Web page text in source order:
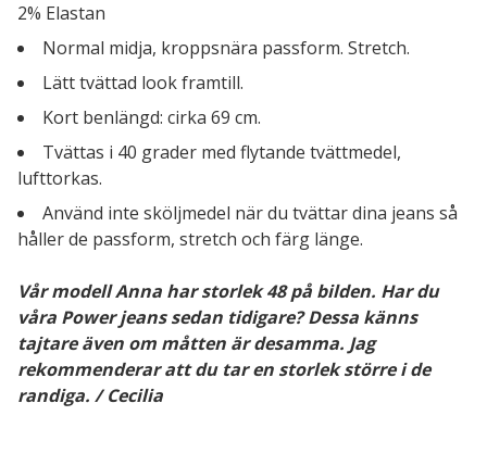
2% Elastan
Normal midja, kroppsnära passform. Stretch.
Lätt tvättad look framtill.
Kort benlängd: cirka 69 cm.
Tvättas i 40 grader med flytande tvättmedel,
lufttorkas.
Använd inte sköljmedel när du tvättar dina jeans så
håller de passform, stretch och färg länge.
Vår modell Anna har storlek 48 på bilden. Har du
våra Power jeans sedan tidigare? Dessa känns
tajtare även om måtten är desamma. Jag
rekommenderar att du tar en storlek större i de
randiga. / Cecilia